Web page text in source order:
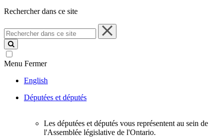
Rechercher dans ce site
Rechercher
dans
ce
site
Menu Fermer
English
Députées et députés
Les députées et députés vous représentent au sein de
l'Assemblée législative de l'Ontario.